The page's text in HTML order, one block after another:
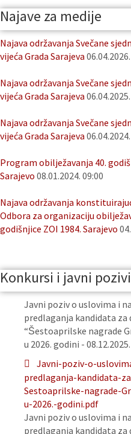
Najave za medije
Najava održavanja Svečane
vijeća Grada Sarajeva
Najava održavanja Svečane
vijeća Grada Sarajeva
Najava održavanja Svečane
vijeća Grada Sarajeva
Program obilježavanja 40.
Sarajevo 08.01.2024. 09:00
Najava održavanja
Odbora za organizaciju
godišnjice ZOI 1984. Sarajevo
Konkursi i javni pozivi
Javni poziv o uslovima i
predlaganja kandidata za
“Šestoaprilske nagrade
u 2026. godini - 08.12.2025.
Javni-poziv-o-
predlaganja-kandidata-
Sestoaprilske-nagrade-
u-2026.-godini.pdf
Javni poziv o uslovima i
predlaganja kandidata za